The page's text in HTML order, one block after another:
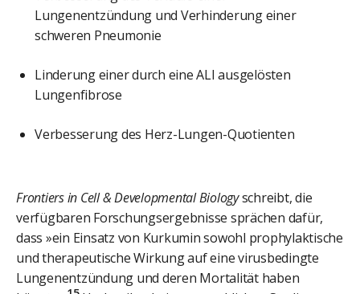
Lungenentzündung und Verhinderung einer
schweren Pneumonie
Linderung einer durch eine ALI ausgelösten
Lungenfibrose
Verbesserung des Herz-Lungen-Quotienten
Frontiers in Cell & Developmental Biologyschreibt, die
verfügbaren Forschungsergebnisse sprächen dafür,
dass »ein Einsatz von Kurkumin sowohl prophylaktische
und therapeutische Wirkung auf eine virusbedingte
Lungenentzündung und deren Mortalität haben